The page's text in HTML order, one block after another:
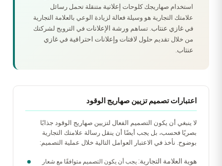
استخدام صهاريجك كلوحات إعلانية متنقلة تحمل رسائل
علامتك التجارية هو وسيلة فعالة لزيادة الوعي بالعلامة التجارية
في غازي عنتاب. تساهم ورشة الإعلانات في الترويج لشركتك
من خلال تقديم حلول لافتات وإعلانات احترافية في غازي
عنتاب.
اعتبارات تصميم تزيين صهاريج الوقود
لا ينبغي أن يكون التصميم الفعال لتزيين صهاريج الوقود جذابًا
بصريًا فحسب، بل يجب أيضًا أن ينقل رسالة علامتك التجارية
بوضوح. نأخذ في الاعتبار العوامل التالية خلال عملية التصميم:
هوية العلامة التجارية: يجب أن يكون التصميم متوافقًا مع شعار